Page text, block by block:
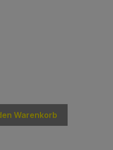
oder benutze die
Warenkorb